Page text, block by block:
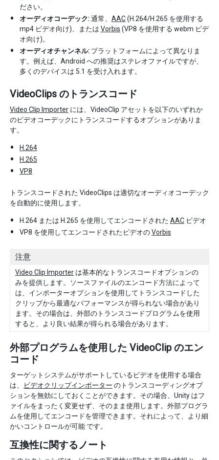
ださい。
オーディオコーデック:通常、 AAC(H.264/H.265 を使用する
mp4 ビデオ向け)、または Vorbis (VP8 を使用する webm ビデ
オ向け)。
オーディオチャンネル: プラットフォームによって異なりま
す。例えば、Android への推奨はステレオファイルですが、
多くのデバイスは 5.1 を受け入れます。
VideoClips のトランスコード
Video Clip Importer には、VideoClip アセットを以下のいずれか
のビデオコーデックにトランスコードするオプションがありま
す。
H.264
H.265
VP8
トランスコードされた VideoClips は適切なオーディオコーデック
を自動的に使用します。
H.264 または H.265 を使用してエンコードされた AAC ビデオ
VP8 を使用してエンコードされたビデオのVorbis
注意
Video Clip Importer は基本的なトランスコードオプションの
みを提供します。ソースファイルのエンコード方法によって
は、インポーターオプションを使用してトランスコードした
クリップから最適なパフォーマンスが得られない場合があり
ます。その場合は、外部のトランスコードプログラムを使用
すると、より良い結果が得られる場合があります。
外部プログラムを使用した VideoClip のエン
コード
ターゲットシステムがサポートしているビデオを使用する場合
は、
ビデオクリップインポーター のトランスコーディングオプ
ションを無効にしておくことができます。その場合、Unity はフ
ァイルをまったく変更せず、そのまま使用します。外部プログラ
ムを使用してエンコードを管理できます。それによって、より細
かいコントロールが可能 です。
互換性に関するノート